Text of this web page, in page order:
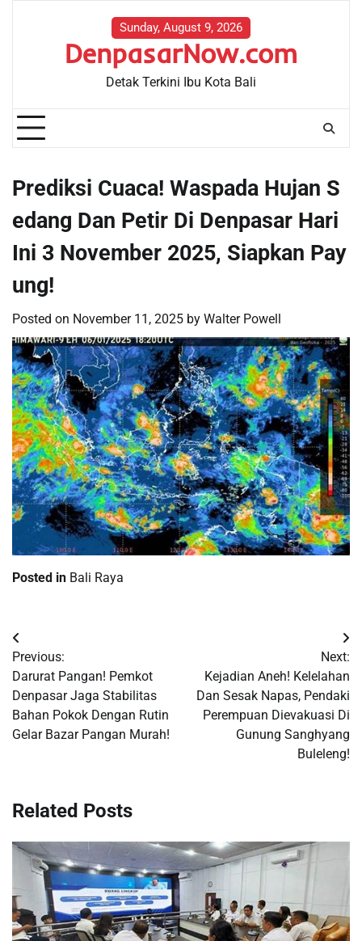
Sunday, August 9, 2026
DenpasarNow.com
Detak Terkini Ibu Kota Bali
Prediksi Cuaca! Waspada Hujan S
edang Dan Petir Di Denpasar Hari
Ini 3 November 2025, Siapkan Pay
ung!
Posted on November 11, 2025 by Walter Powell
Posted in Bali Raya
Post
navigation
Previous:
Darurat Pangan! Pemkot
Denpasar Jaga Stabilitas
Bahan Pokok Dengan Rutin
Gelar Bazar Pangan Murah!
Next:
Kejadian Aneh! Kelelahan
Dan Sesak Napas, Pendaki
Perempuan Dievakuasi Di
Gunung Sanghyang
Buleleng!
Related Posts